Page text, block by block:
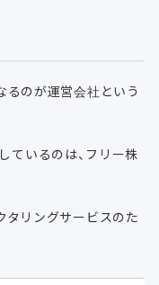
るのが運営会社という
ているのは、フリー株
タリングサービスのた